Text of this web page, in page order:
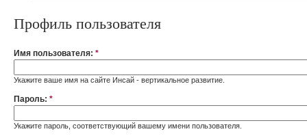
Профиль пользователя
Имя пользователя: *
Укажите ваше имя на сайте Инсай - вертикальное развитие.
Пароль: *
Укажите пароль, соответствующий вашему имени пользователя.